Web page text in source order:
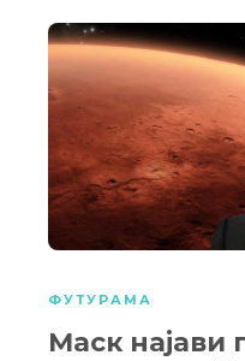
ФУТУРАМА
Маск најави